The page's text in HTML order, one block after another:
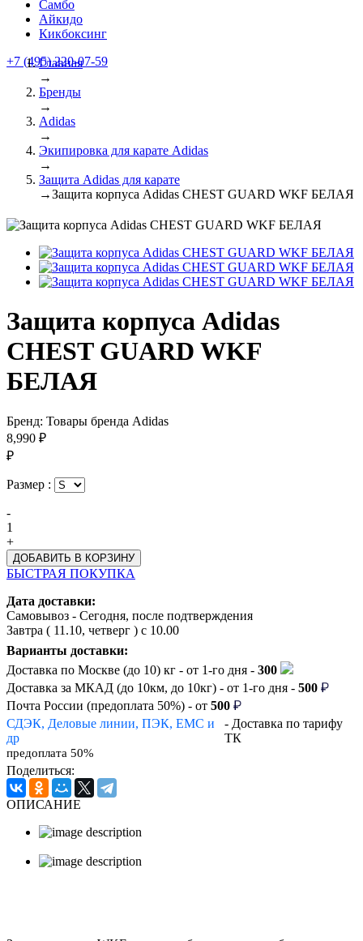
Самбо
Айкидо
Кикбоксинг
+7 (495) 220-07-59
Главная
→
Бренды
→
Adidas
→
Экипировка для карате Adidas
→
Защита Adidas для карате
→Защита корпуса Adidas CHEST GUARD WKF БЕЛАЯ
Защита корпуса Adidas
CHEST GUARD WKF
БЕЛАЯ
Бренд: Товары бренда Adidas
8,990 ₽
₽
Размер :
-
1
+
БЫСТРАЯ ПОКУПКА
Дата доставки:
Самовывоз - Сегодня, после подтверждения
Завтра ( 11.10, четверг ) с 10.00
Варианты доставки:
Доставка по Москве (до 10) кг - от 1-го дня - 300
Доставка за МКАД (до 10км, до 10кг) - от 1-го дня - 500
Почта России (предоплата 50%) - от 500
СДЭК, Деловые линии, ПЭК, EMC и
др
предоплата 50%
- Доставка по тарифу
ТК
Поделиться:
ОПИСАНИЕ